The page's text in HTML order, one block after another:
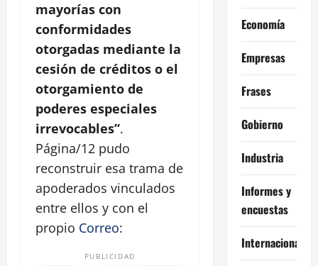
mayorías con
conformidades
otorgadas mediante la
cesión de créditos o el
otorgamiento de
poderes especiales
irrevocables”.
Página/12 pudo
reconstruir esa trama de
apoderados vinculados
entre ellos y con el
propio Correo:
PUBLICIDAD
Economía
Empresas
Frases
Gobierno
Industria
Informes y
encuestas
Internacional